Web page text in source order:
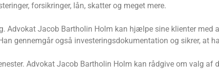
forsikringer, lån, skatter og meget mere.
Advokat Jacob Bartholin Holm kan hjælpe sine klienter med
gennemgår også investeringsdokumentation og sikrer, at
Advokat Jacob Bartholin Holm kan rådgive om valg